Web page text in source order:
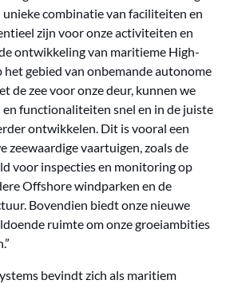
unieke combinatie van faciliteiten en
zijn voor onze activiteiten en
ontwikkeling van maritieme High-
het gebied van onbemande autonome
de zee voor onze deur, kunnen we
functionaliteiten snel en in de juiste
ontwikkelen. Dit is vooral een
zeewaardige vaartuigen, zoals de
voor inspecties en monitoring op
Offshore windparken en de
Bovendien biedt onze nieuwe
ruimte om onze groeiambities
bevindt zich als maritiem